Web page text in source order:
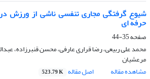
شیوع گرفتگی مجاری تنفسی ناشی از ورزش
حرفه ای
صفحه35-44
محمد علی ربیعی، رضا قراری عارفی، محسن قنبرزاده،
مرعشیان
مشاهده مقاله
اصل مقاله 523.79 K